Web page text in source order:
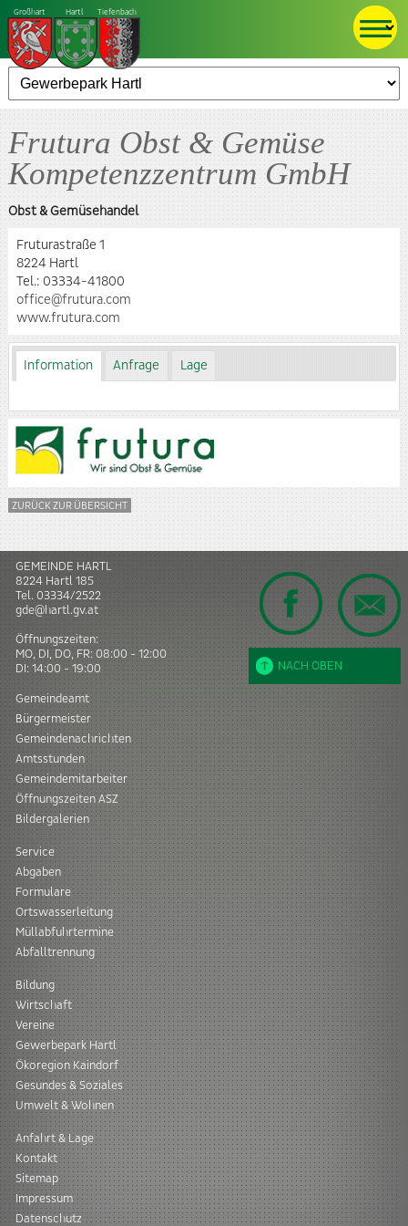
Großhart Hartl Tiefenbach
Frutura Obst & Gemüse
Kompetenzzentrum GmbH
Obst & Gemüsehandel
Fruturastraße 1
8224 Hartl
Tel.: 03334-41800
office@frutura.com
www.frutura.com
Information Anfrage Lage
ZURÜCK ZUR ÜBERSICHT
NACH OBEN
GEMEINDE HARTL
8224 Hartl185
Tel. 03334/2522
gde@hartl.gv.at
Öffnungszeiten:
MO, DI, DO, FR: 08:00 - 12:00
DI: 14:00 - 19:00
Gemeindeamt
Bürgermeister
Gemeindenachrichten
Amtsstunden
Gemeindemitarbeiter
Öffnungszeiten ASZ
Bildergalerien
Service
Abgaben
Formulare
Ortswasserleitung
Müllabfuhrtermine
Abfalltrennung
Bildung
Wirtschaft
Vereine
Gewerbepark Hartl
Ökoregion Kaindorf
Gesundes & Soziales
Umwelt & Wohnen
Anfahrt & Lage
Kontakt
Sitemap
Impressum
Datenschutz